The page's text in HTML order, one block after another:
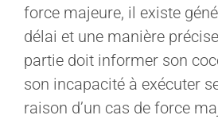
force majeure, il existe
délai et une manière
partie doit informer son
son incapacité à exécuter
raison d’un cas de force